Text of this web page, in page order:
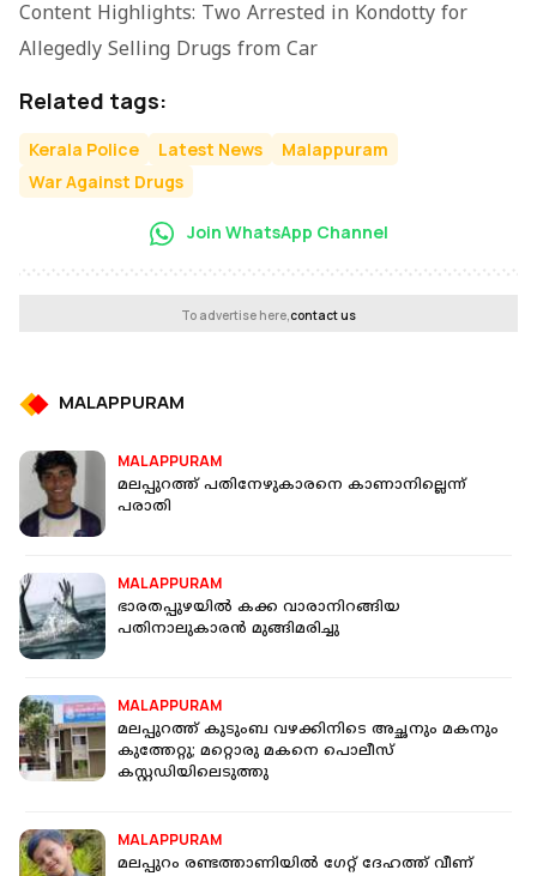
Content Highlights: Two Arrested in Kondotty for
Allegedly Selling Drugs from Car
Related tags:
Kerala Police Latest News
Malappuram
War Against Drugs
Join WhatsApp Channel
To advertise here,contact us
MALAPPURAM
MALAPPURAM
മലപ്പുറത്ത് പതിനേഴുകാരനെ കാണാനില്ലെന്ന്
പരാതി
MALAPPURAM
ഭാരതപ്പുഴയില്‍ കക്ക വാരാനിറങ്ങിയ
പതിനാലുകാരന്‍ മുങ്ങിമരിച്ചു
MALAPPURAM
മലപ്പുറത്ത് കുടുംബ വഴക്കിനിടെ അച്ഛനും മകനും
കുത്തേറ്റു; മറ്റൊരു മകനെ പൊലീസ്
കസ്റ്റഡിയിലെടുത്തു
MALAPPURAM
മലപ്പുറം രണ്ടത്താണിയിൽ ഗേറ്റ് ദേഹത്ത് വീണ്